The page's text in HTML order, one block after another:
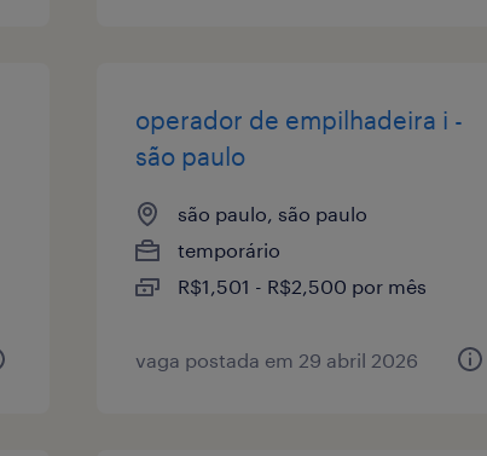
operador de empilhadeira i -
são paulo
são paulo, são paulo
temporário
R$1,501 - R$2,500 por mês
vaga postada em 29 abril 2026